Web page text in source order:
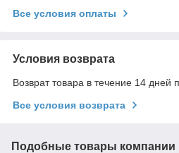
Все условия оплаты
Условия возврата
Возврат товара в течение 14 дней
Все условия возврата
Подобные товары компании